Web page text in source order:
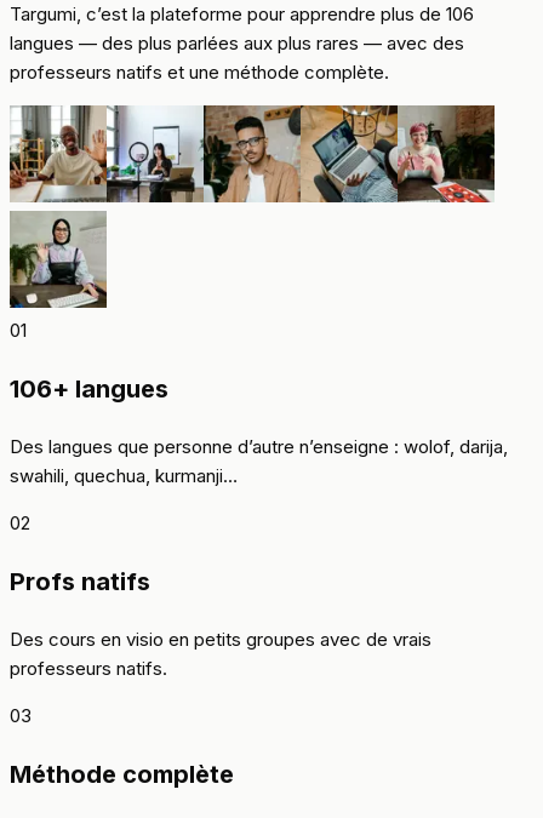
Targumi, c’est la plateforme pour apprendre plus de 106
langues — des plus parlées aux plus rares — avec des
professeurs natifs et une méthode complète.
01
106+ langues
Des langues que personne d’autre n’enseigne : wolof, darija,
swahili, quechua, kurmanji…
02
Profs natifs
Des cours en visio en petits groupes avec de vrais
professeurs natifs.
03
Méthode complète